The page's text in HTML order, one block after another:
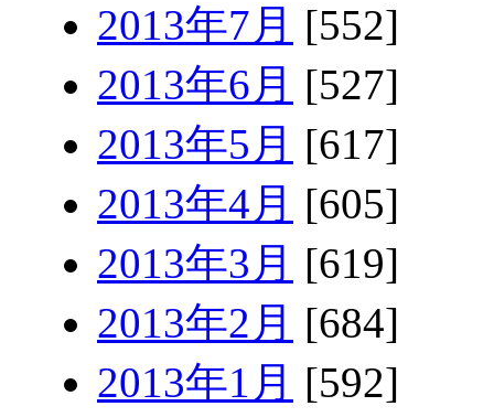
2013年7月 [552]
2013年6月 [527]
2013年5月 [617]
2013年4月 [605]
2013年3月 [619]
2013年2月 [684]
2013年1月 [592]